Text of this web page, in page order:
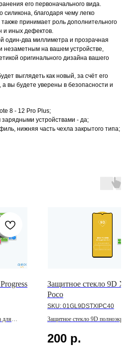
его первоначального вида.
силикона, благодаря чему легко
принимает роль дополнительного
и иных дефектов.
один-два миллиметра и прозрачная
незаметным на вашем устройстве,
оригинального дизайна вашего
выглядеть как новый, за счёт его
а вы будете уверены в безопасности и
8 - 12 Pro Plus;
устройствами - да;
нижняя часть чехла закрытого типа;
для
Защитное стекло 9D
Poco
SKU: 01GL9DSTXIPC40
Защитное стекло 9D
200 р.